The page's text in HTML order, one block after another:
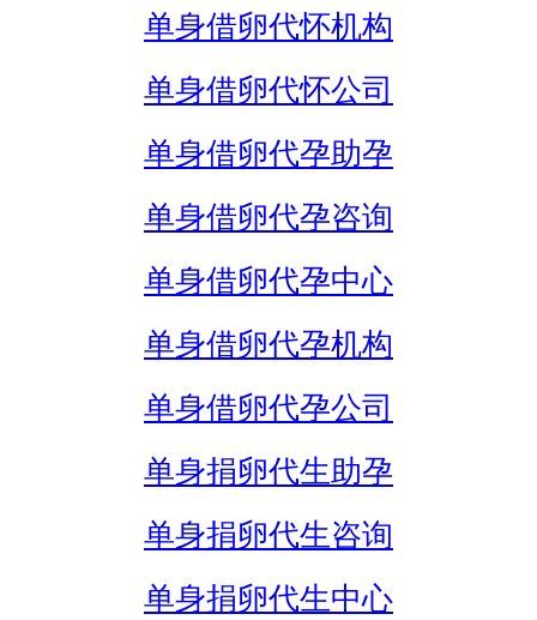
单身借卵代怀机构
单身借卵代怀公司
单身借卵代孕助孕
单身借卵代孕咨询
单身借卵代孕中心
单身借卵代孕机构
单身借卵代孕公司
单身捐卵代生助孕
单身捐卵代生咨询
单身捐卵代生中心